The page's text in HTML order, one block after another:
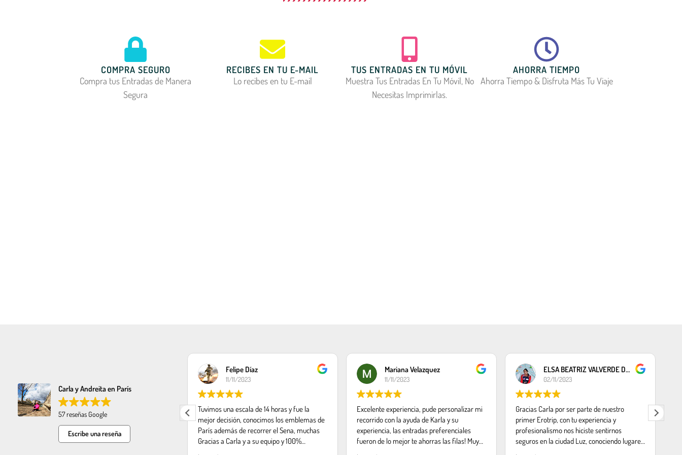
COMPRA SEGURO
Compra tus Entradas de Manera
Segura
RECIBES EN TU E-MAIL
Lo recibes en tu E-mail
TUS ENTRADAS EN TU MÓVIL
Muestra Tus Entradas En Tu Móvil, No
Necesitas Imprimirlas.
AHORRA TIEMPO
Ahorra Tiempo & Disfruta Más Tu Viaje
Carla y Andreita en París
57 reseñas Google
Escribe una reseña
hermosa persona nos encanto conocer
tantos lugares y de una manera muy
dinamica y facil muchas gracias carla y
mucho exito
Felipe Díaz
11/11/2023
Tuvimos una escala de 14 horas y fue la
mejor decisión, conocimos los emblemas de
París además de recorrer el Sena, muchas
Gracias a Carla y a su equipo y 100%
Mariana Velazquez
11/11/2023
Excelente experiencia, pude personalizar mi
recorrido con la ayuda de Karla y su
experiencia, las entradas preferenciales
fueron de lo mejor te ahorras las filas! Muy
ELSA BEATRIZ VALVERDE DEZA
02/11/2023
Gracias Carla por ser parte de nuestro
primer Erotrip, con tu experiencia y
profesionalismo nos hiciste sentirnos
seguros en la ciudad Luz, conociendo lugares